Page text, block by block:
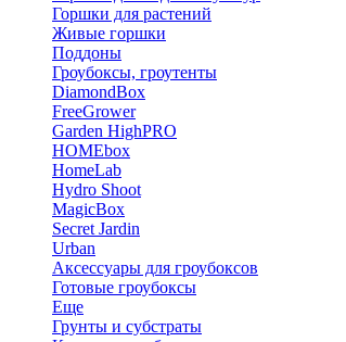
Горшки для растений
Живые горшки
Поддоны
Гроубоксы, гроутенты
DiamondBox
FreeGrower
Garden HighPRO
HOMEbox
HomeLab
Hydro Shoot
MagicBox
Secret Jardin
Urban
Аксессуары для гроубоксов
Готовые гроубоксы
Еще
Грунты и субстраты